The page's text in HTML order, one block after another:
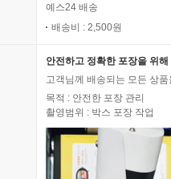
예스24 배송
배송비 : 2,500원
안전하고 정확한 포장을 위
고객님께 배송되는 모든 상
목적 : 안전한 포장 관리
촬영범위 : 박스 포장 작업